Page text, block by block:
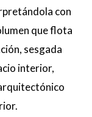
con
que flota
sesgada
interior,